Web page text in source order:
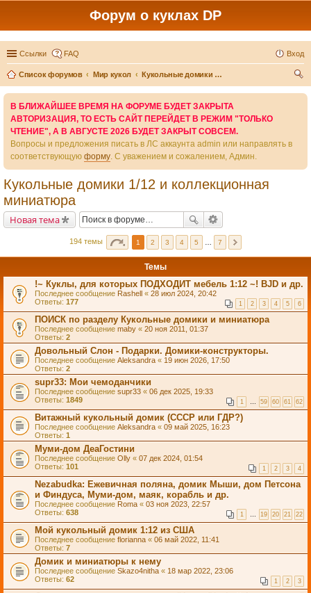
Форум о куклах DP
Ссылки FAQ Вход
Список форумов Мир кукол
Кукольные домики 1/12 и коллекционная миниатюра
В БЛИЖАЙШЕЕ ВРЕМЯ НА ФОРУМЕ БУДЕТ ЗАКРЫТА
АВТОРИЗАЦИЯ, ТО ЕСТЬ САЙТ ПЕРЕЙДЕТ В РЕЖИМ "ТОЛЬКО
ЧТЕНИЕ", А В АВГУСТЕ 2026 БУДЕТ ЗАКРЫТ СОВСЕМ.
Вопросы и предложения писать в ЛС аккаунта admin или направлять в
соответствующую форму. С уважением и сожалением, Админ.
Кукольные домики 1/12 и коллекционная
миниатюра
Новая тема
194 темы 1 2 3 4 5 7
Темы
!~ Куклы, для которых ПОДХОДИТ мебель 1:12 ~! BJD и др.
Последнее сообщение Rashell « 28 июл 2024, 20:42
Ответы: 177 1 2 3 4 5 6
ПОИСК по разделу Кукольные домики и миниатюра
Последнее сообщение maby « 20 ноя 2011, 01:37
Ответы: 2
Довольный Слон - Подарки. Домики-конструкторы.
Последнее сообщение Aleksandra « 19 июн 2026, 17:50
Ответы: 2
supr33: Мои чемоданчики
Последнее сообщение supr33 « 06 дек 2025, 19:33
Ответы: 1849 1 … 59 60 61 62
Витажный кукольный домик (СССР или ГДР?)
Последнее сообщение Aleksandra « 09 май 2025, 16:23
Ответы: 1
Муми-дом ДеаГостини
Последнее сообщение Olly « 07 дек 2024, 01:54
Ответы: 101 1 2 3 4
Nezabudka: Ежевичная поляна, домик Мыши, дом Петсона
и Финдуса, Муми-дом, маяк, корабль и др.
Последнее сообщение Roma « 03 ноя 2023, 22:57
Ответы: 638 1 … 19 20 21 22
Мой кукольный домик 1:12 из США
Последнее сообщение florianna « 06 май 2022, 11:41
Ответы: 7
Домик и миниатюры к нему
Последнее сообщение Skazo4nitha « 18 мар 2022, 23:06
Ответы: 62 1 2 3